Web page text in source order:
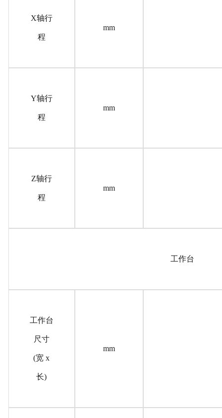
X轴行
程
mm
Y轴行
程
mm
Z轴行
程
mm
工作台
工作台
尺寸
(宽 x
长)
mm